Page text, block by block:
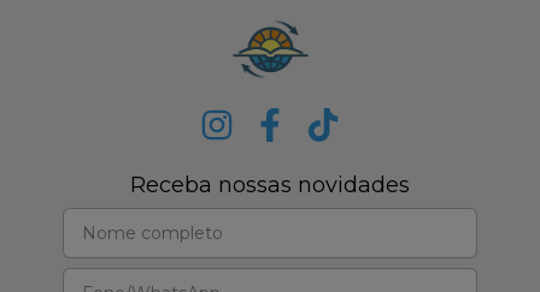
Receba nossas novidades